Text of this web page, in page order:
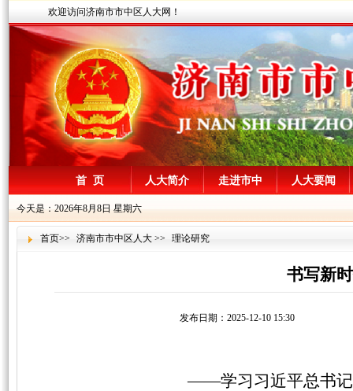
欢迎访问济南市市中区人大网！
首 页 人大简介 走进市中 人大要闻
今天是：2026年8月8日 星期六
首页>> 济南市市中区人大 >> 理论研究
书写新
发布日期：2025-12-10 15:30
——学习习近平总书记